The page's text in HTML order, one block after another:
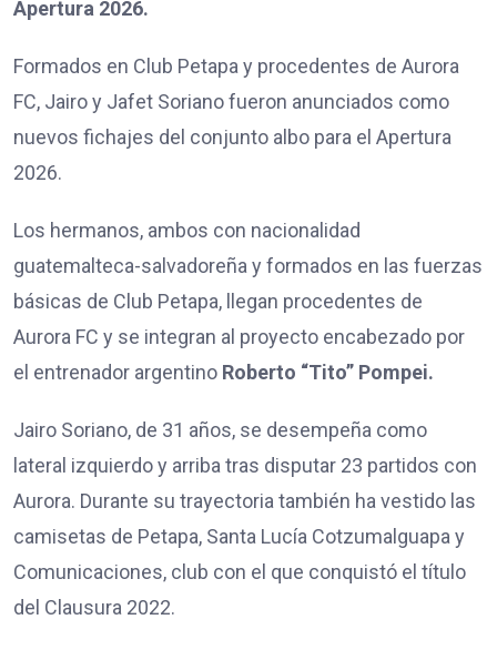
Apertura 2026.
Formados en Club Petapa y procedentes de Aurora
FC, Jairo y Jafet Soriano fueron anunciados como
nuevos fichajes del conjunto albo para el Apertura
2026.
Los hermanos, ambos con nacionalidad
guatemalteca-salvadoreña y formados en las fuerzas
básicas de Club Petapa, llegan procedentes de
Aurora FC y se integran al proyecto encabezado por
el entrenador argentino Roberto “Tito” Pompei.
Jairo Soriano, de 31 años, se desempeña como
lateral izquierdo y arriba tras disputar 23 partidos con
Aurora. Durante su trayectoria también ha vestido las
camisetas de Petapa, Santa Lucía Cotzumalguapa y
Comunicaciones, club con el que conquistó el título
del Clausura 2022.